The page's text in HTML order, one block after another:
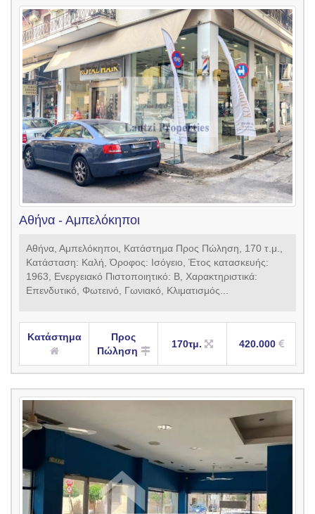
Αθήνα - Αμπελόκηποι
Αθήνα, Αμπελόκηποι, Κατάστημα Προς Πώληση, 170 τ.μ.,
Κατάσταση: Καλή, Όροφος: Ισόγειο, Έτος κατασκευής:
1963, Ενεργειακό Πιστοποιητικό: Β, Χαρακτηριστικά:
Επενδυτικό, Φωτεινό, Γωνιακό, Κλιματισμός...
Κατάστημα
Προς
Πώληση
170τμ. 420.000